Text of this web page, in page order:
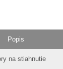
Popis
na stiahnutie